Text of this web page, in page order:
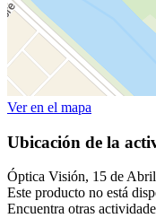
Ver en el mapa
Ubicación de la
Óptica Visión, 15 de
Este producto no está
Encuentra otras